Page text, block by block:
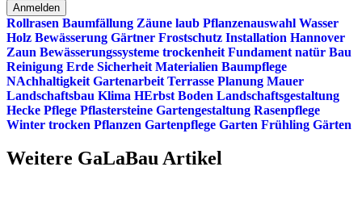
Anmelden
Rollrasen Baumfällung Zäune laub Pflanzenauswahl Wasser
Holz Bewässerung Gärtner Frostschutz Installation Hannover
Zaun Bewässerungssysteme trockenheit Fundament natür Bau
Reinigung Erde Sicherheit Materialien Baumpflege
NAchhaltigkeit Gartenarbeit Terrasse Planung Mauer
Landschaftsbau Klima HErbst Boden Landschaftsgestaltung
Hecke Pflege Pflastersteine Gartengestaltung Rasenpflege
Winter trocken Pflanzen Gartenpflege Garten Frühling Gärten
Weitere GaLaBau Artikel